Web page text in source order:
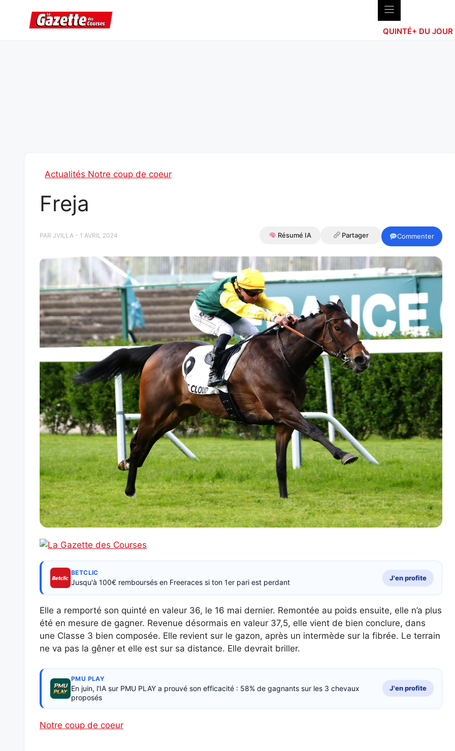
contenu
QUINTÉ+ DU JOUR
Actualités Notre coup de coeur
Freja
PAR JVILLA - 1 AVRIL 2024 Résumé IA Partager Commenter
BETCLIC
Jusqu'à 100€ remboursés en Freeraces si ton 1er pari est perdant
J'en profite
Elle a remporté son quinté en valeur 36, le 16 mai dernier. Remontée au poids ensuite, elle n’a plus
été en mesure de gagner. Revenue désormais en valeur 37,5, elle vient de bien conclure, dans
une Classe 3 bien composée. Elle revient sur le gazon, après un intermède sur la fibrée. Le terrain
ne va pas la gêner et elle est sur sa distance. Elle devrait briller.
PMU PLAY
En juin, l'IA sur PMU PLAY a prouvé son efficacité : 58% de gagnants sur les 3 chevaux
proposés
J'en profite
Notre coup de coeur